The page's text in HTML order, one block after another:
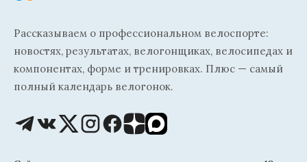
Рассказываем о профессиональном велоспорте:
новостях, результатах, велогонщиках, велосипедах и
компонентах, форме и тренировках. Плюс — самый
полный календарь велогонок.